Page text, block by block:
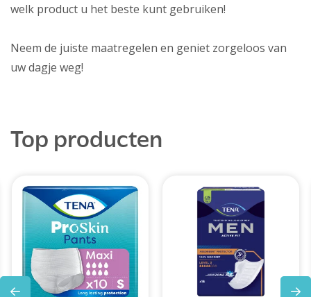
welk product u het beste kunt gebruiken!
Neem de juiste maatregelen en geniet zorgeloos van
uw dagje weg!
Top producten